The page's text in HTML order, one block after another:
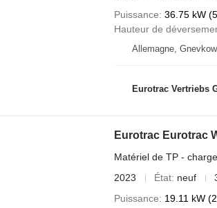
Puissance 36.75 kW
Hauteur de
Allemagne,
Eurotrac Vertriebs
Eurotrac Eurotrac
Matériel de TP -
2023
État neuf
Puissance
19.11 kW